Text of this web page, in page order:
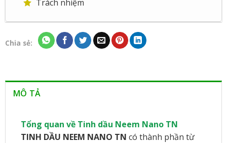
Trách nhiệm
Chia sẻ:
MÔ TẢ
Tổng quan về Tinh dầu Neem Nano TN
TINH DẦU NEEM NANO TN có thành phần từ